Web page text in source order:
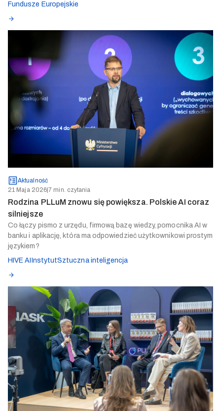
Fundusze Europejskie
Aktualność
21 Maja 2026|7 min. czytania
Rodzina PLLuM znowu się powiększa. Polskie AI coraz
silniejsze
Co łączy pismo z urzędu, firmową bazę wiedzy, pomocnika AI w
banku i aplikację, która ma odpowiedzieć użytkownikowi prostym
językiem?
HIVE AIInstytutSztuczna inteligencja